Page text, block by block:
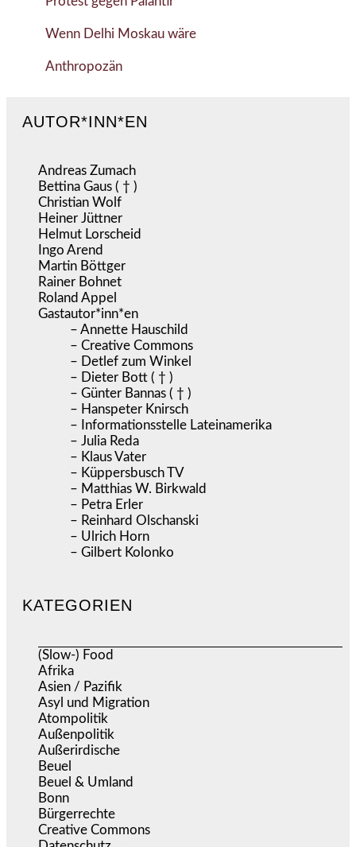
Wenn Delhi Moskau wäre
Anthropozän
AUTOR*INN*EN
Andreas Zumach
Bettina Gaus ( † )
Christian Wolf
Heiner Jüttner
Helmut Lorscheid
Ingo Arend
Martin Böttger
Rainer Bohnet
Roland Appel
Gastautor*inn*en
– Annette Hauschild
– Creative Commons
– Detlef zum Winkel
– Dieter Bott ( † )
– Günter Bannas ( † )
– Hanspeter Knirsch
– Informationsstelle Lateinamerika
– Julia Reda
– Klaus Vater
– Küppersbusch TV
– Matthias W. Birkwald
– Petra Erler
– Reinhard Olschanski
– Ulrich Horn
– Gilbert Kolonko
KATEGORIEN
(Slow-) Food
Afrika
Asien / Pazifik
Asyl und Migration
Atompolitik
Außenpolitik
Außerirdische
Beuel
Beuel & Umland
Bonn
Bürgerrechte
Creative Commons